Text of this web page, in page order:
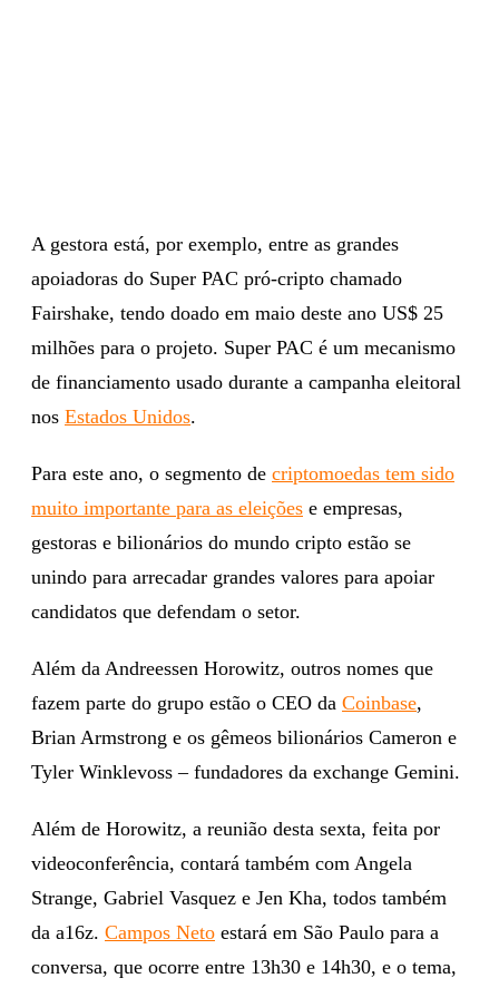
A gestora está, por exemplo, entre as grandes
apoiadoras do Super PAC pró-cripto chamado
Fairshake, tendo doado em maio deste ano US$ 25
milhões para o projeto. Super PAC é um mecanismo
de financiamento usado durante a campanha eleitoral
nos Estados Unidos.
Para este ano, o segmento de criptomoedas tem sido
muito importante para as eleições e empresas,
gestoras e bilionários do mundo cripto estão se
unindo para arrecadar grandes valores para apoiar
candidatos que defendam o setor.
Além da Andreessen Horowitz, outros nomes que
fazem parte do grupo estão o CEO da Coinbase,
Brian Armstrong e os gêmeos bilionários Cameron e
Tyler Winklevoss – fundadores da exchange Gemini.
Além de Horowitz, a reunião desta sexta, feita por
videoconferência, contará também com Angela
Strange, Gabriel Vasquez e Jen Kha, todos também
da a16z. Campos Neto estará em São Paulo para a
conversa, que ocorre entre 13h30 e 14h30, e o tema,